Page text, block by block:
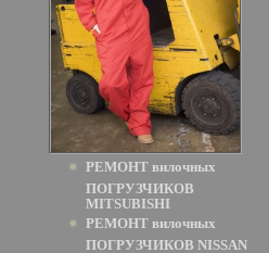
РЕМОНТ вилочных
ПОГРУЗЧИКОВ
MITSUBISHI
РЕМОНТ вилочных
ПОГРУЗЧИКОВ NISSAN